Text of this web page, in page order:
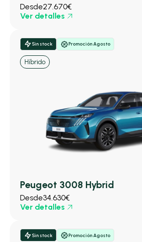
Desde27.670€
Ver detalles
Sin stock Promoción Agosto
Híbrido
Peugeot 3008 Hybrid
Desde34.630€
Ver detalles
Sin stock Promoción Agosto